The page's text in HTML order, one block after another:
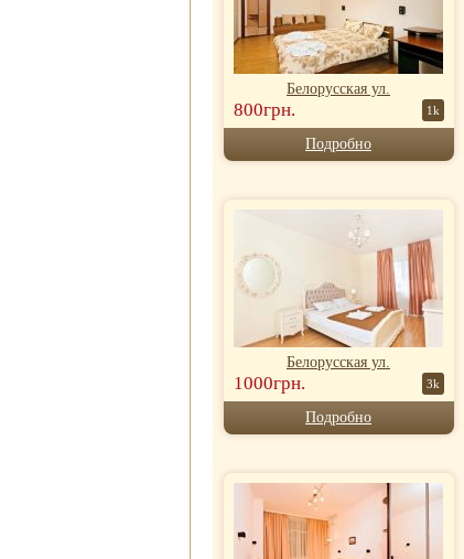
Белорусская ул.
800грн. 1k
Подробно
Белорусская ул.
1000грн. 3k
Подробно